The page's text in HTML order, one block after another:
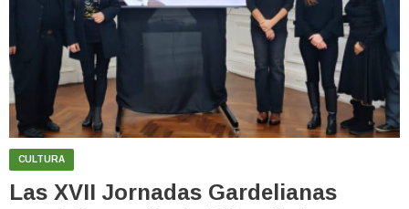
CULTURA
Las XVII Jornadas Gardelianas